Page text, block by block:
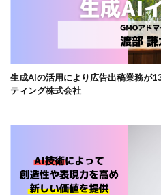
生成AIの活用により広告出稿業務が
ティング株式会社